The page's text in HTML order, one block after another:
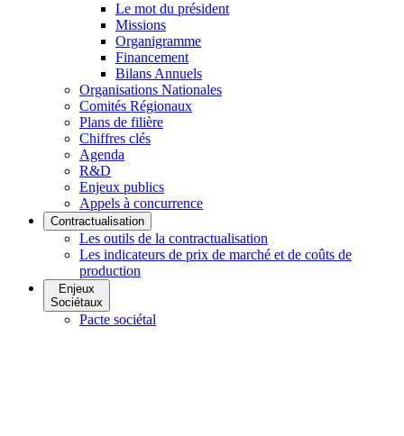
Le mot du président
Missions
Organigramme
Financement
Bilans Annuels
Organisations Nationales
Comités Régionaux
Plans de filière
Chiffres clés
Agenda
R&D
Enjeux publics
Appels à concurrence
Contractualisation
Les outils de la contractualisation
Les indicateurs de prix de marché et de coûts de
production
Enjeux
Sociétaux
Pacte sociétal